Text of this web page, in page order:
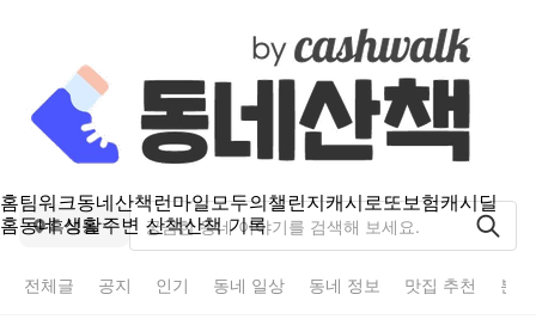
홈팀워크동네산책런마일모두의챌린지캐시로또보험캐시딜
홈동네 생활주변 산책산책 기록
흑석동
전체글 공지 인기 동네 일상 동네 정보 맛집 추천 분